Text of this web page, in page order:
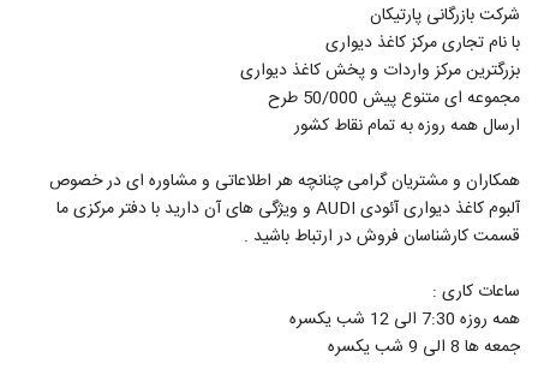
شرکت بازرگانی پارتیکان
با نام تجاری مرکز کاغذ دیواری
بزرگترین مرکز واردات و پخش کاغذ دیواری
مجموعه ای متنوع پیش 50/000 طرح
ارسال همه روزه به تمام نقاط کشور
همکاران و مشتریان گرامی چنانچه هر اطلاعاتی و مشاوره ای در خصوص
آلبوم کاغذ دیواری آئودی AUDI و ویژگی‌ های آن دارید با دفتر مرکزی ما
قسمت کارشناسان فروش در ارتباط باشید .
ساعات کاری :
همه روزه 7:30 الی 12 شب یکسره
جمعه ها 8 الی 9 شب یکسره